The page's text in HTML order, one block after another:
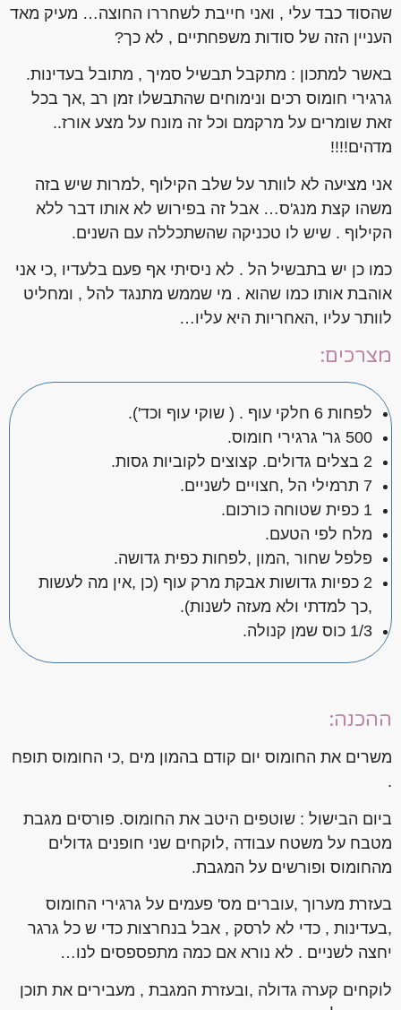
שהסוד כבד עלי , ואני חייבת לשחררו החוצה… מעיק מאד
העניין הזה של סודות משפחתיים , לא כך?
באשר למתכון : מתקבל תבשיל סמיך , מתובל בעדינות.
גרגירי חומוס רכים ונימוחים שהתבשלו זמן רב ,אך בכל
זאת שומרים על מרקמם וכל זה מונח על מצע אורז..
מדהים!!!!
אני מציעה לא לוותר על שלב הקילוף ,למרות שיש בזה
משהו קצת מנג'ס… אבל זה בפירוש לא אותו דבר ללא
הקילוף . שיש לו טכניקה שהשתכללה עם השנים.
כמו כן יש בתבשיל הל . לא ניסיתי אף פעם בלעדיו ,כי אני
אוהבת אותו כמו שהוא . מי שממש מתנגד להל , ומחליט
לוותר עליו ,האחריות היא עליו…
מצרכים:
לפחות 6 חלקי עוף . ( שוקי עוף וכד').
500 גר' גרגירי חומוס.
2 בצלים גדולים. קצוצים לקוביות גסות.
7 תרמילי הל ,חצויים לשניים.
1 כפית שטוחה כורכום.
מלח לפי הטעם.
פלפל שחור ,המון ,לפחות כפית גדושה.
2 כפיות גדושות אבקת מרק עוף (כן ,אין מה לעשות
,כך למדתי ולא מעזה לשנות).
1/3 כוס שמן קנולה.
ההכנה:
משרים את החומוס יום קודם בהמון מים ,כי החומוס תופח
.
ביום הבישול : שוטפים היטב את החומוס. פורסים מגבת
מטבח על משטח עבודה ,לוקחים שני חופנים גדולים
מהחומוס ופורשים על המגבת.
בעזרת מערוך ,עוברים מס' פעמים על גרגירי החומוס
,בעדינות , כדי לא לרסק , אבל בנחרצות כדי ש כל גרגר
יחצה לשניים . לא נורא אם כמה מתפספסים לנו…
לוקחים קערה גדולה ,ובעזרת המגבת , מעבירים את תוכן